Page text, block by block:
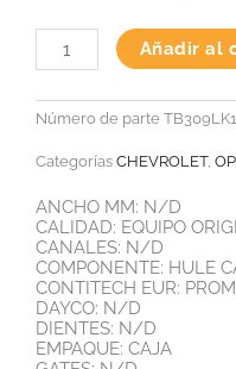
TIMING
cantidad
Añadir al
Número de parte TB309LK1
Categorías CHEVROLET,
ANCHO MM: N/D
CALIDAD: EQUIPO
CANALES: N/D
COMPONENTE: HULE
CONTITECH EUR:
DAYCO: N/D
DIENTES: N/D
EMPAQUE: CAJA